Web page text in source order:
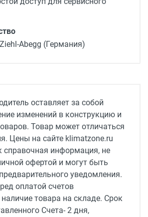
Abegg (Германия)
кВт
кВт
оставляет за собой
изменений в конструкцию и
Товар может отличаться
Цены на сайте klimatzone.ru
справочная информация, не
офертой и могут быть
уведомления.
оплатой счетов
товара на складе. Срок
Счета- 2 дня,